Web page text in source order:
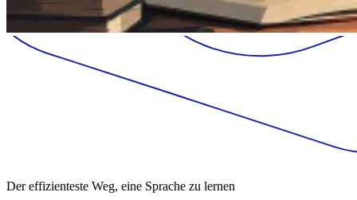
Der effizienteste Weg, eine Sprache zu lernen